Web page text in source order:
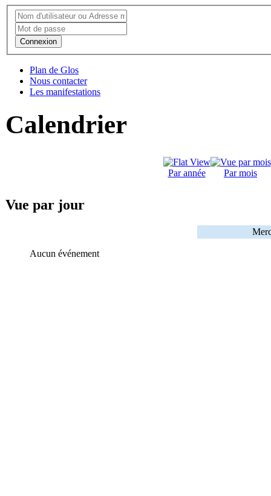
Connexion
Plan de Glos
Nous contacter
Les manifestations
Calendrier
Par année Par mois
Vue par jour
Aucun événement